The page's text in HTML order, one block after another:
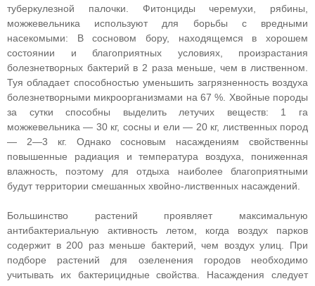
туберкулезной палочки. Фитонциды черемухи, рябины,
можжевельника используют для борьбы с вредными
насекомыми: В сосновом бору, находящемся в хорошем
состоянии и благоприятных условиях, произрастания
болезнетворных бактерий в 2 раза меньше, чем в лиственном.
Туя обладает способностью уменьшить загрязненность воздуха
болезнетворными микроорганизмами на 67 %. Хвойные породы
за сутки способны выделить летучих веществ: 1 га
можжевельника — 30 кг, сосны и ели — 20 кг, лиственных пород
— 2—3 кг. Однако сосновым насаждениям свойственны
повышенные радиация и температура воздуха, пониженная
влажность, поэтому для отдыха наиболее благоприятными
будут территории смешанных хвойно-лиственных насаждений.
Большинство растений проявляет максимальную
антибактериальную активность летом, когда воздух парков
содержит в 200 раз меньше бактерий, чем воздух улиц. При
подборе растений для озеленения городов необходимо
учитывать их бактерицидные свойства. Насаждения следует